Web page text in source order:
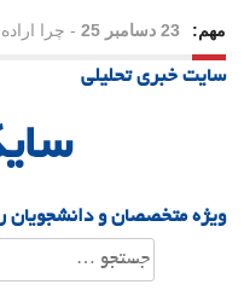
مهم: 23 دسامبر 25 - چرا
21 دسامبر 25
سایت خبری تحلیلی
ویژه متخصصان و دانشجویان
جستجو
برای: